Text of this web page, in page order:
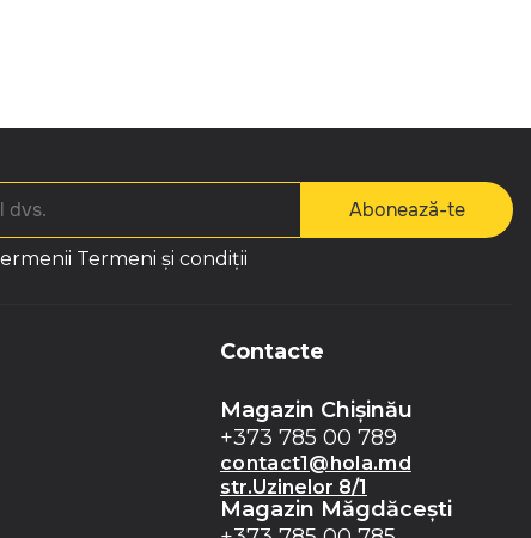
Abonează-te
Termeni și condiții
Contacte
Magazin Chișinău
+373 785 00 789
contact1@hola.md
str.Uzinelor 8/1
Magazin Măgdăceşti